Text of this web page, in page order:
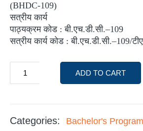
(BHDC-109)
सत्रीय कार्य
पाठ्यक्रम कोड : बी.एच.डी.सी.–109
सत्रीय कार्य कोड : बी.एच.डी.सी.–109/
ADD TO CART
Categories: Bachelor's